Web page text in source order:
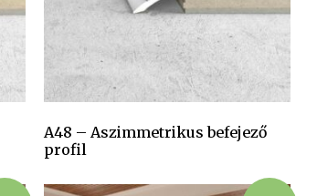
A48 – Aszimmetrikus befejező
profil